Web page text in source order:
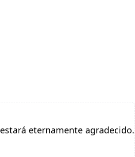
estará eternamente agradecido.